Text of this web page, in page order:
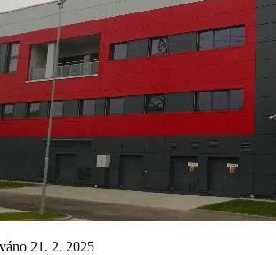
21. 2. 2025